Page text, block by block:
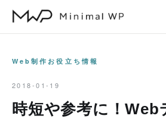
Web制作お役立ち情報
2018-01-19
時短や参考に！Web